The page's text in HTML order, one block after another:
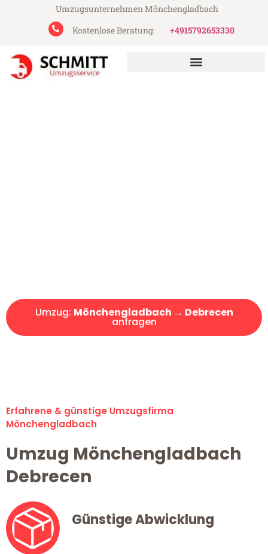
Umzugsunternehmen Mönchengladbach
Kostenlose Beratung:
+4915792653330
Umzug: Mönchengladbach → Debrecen
anfragen
Erfahrene & günstige Umzugsfirma
Mönchengladbach
Umzug Mönchengladbach
Debrecen
Günstige Abwicklung